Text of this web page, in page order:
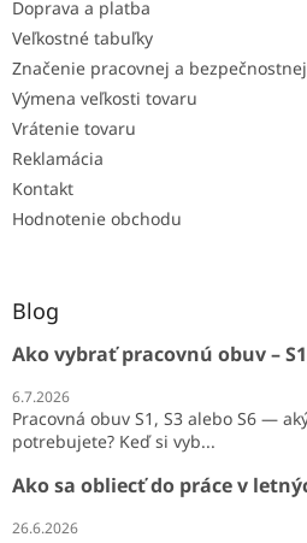
Doprava a platba
Veľkostné tabuľky
Značenie pracovnej a
Výmena veľkosti tovaru
Vrátenie tovaru
Reklamácia
Kontakt
Hodnotenie obchodu
Blog
Ako vybrať pracovnú obuv –
6.7.2026
Pracovná obuv S1, S3 alebo S6 —
potrebujete? Keď si vyb...
Ako sa obliecť do práce v
26.6.2026